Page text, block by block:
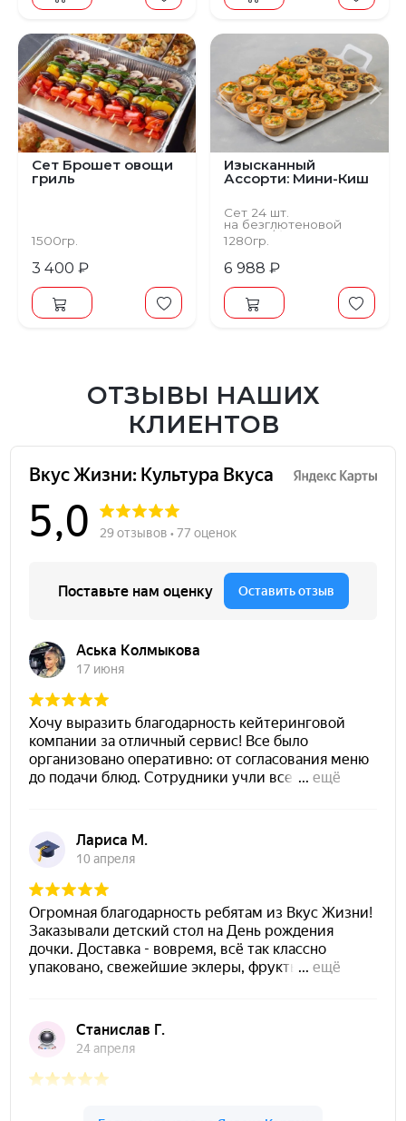
Сет Брошет овощи
гриль
1500гр.
3 400 ₽
Предыдущий
Изысканный
Ассорти: Мини-Киш
Сет 24 шт.
на безглютеновой
основе/без лактозы
1280гр.
6 988 ₽
ОТЗЫВЫ НАШИХ
КЛИЕНТОВ